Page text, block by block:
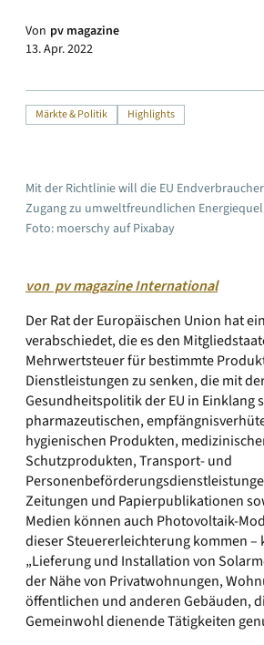
Von pv magazine
13. Apr. 2022
Märkte & Politik Highlights
Mit der Richtlinie will die EU
Zugang zu umweltfreundlichen
Foto: moerschy auf Pixabay
von pv magazine International
Der Rat der Europäischen Union hat
verabschiedet, die es den
Mehrwertsteuer für bestimmte
Dienstleistungen zu senken, die mit
Gesundheitspolitik der EU in Einklang
pharmazeutischen,
hygienischen Produkten,
Schutzprodukten, Transport- und
Zeitungen und Papierpublikationen
Medien können auch Photovoltaik-
dieser Steuererleichterung kommen –
„Lieferung und Installation von
der Nähe von Privatwohnungen,
öffentlichen und anderen Gebäuden,
Gemeinwohl dienende Tätigkeiten